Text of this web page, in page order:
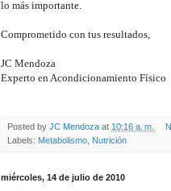
lo más importante.
Comprometido con tus resultados,
JC Mendoza
Experto en Acondicionamiento Físico
Posted by JC Mendoza at 10:16 a. m.
Labels: Metabolismo Nutrición
miércoles, 14 de julio de 2010